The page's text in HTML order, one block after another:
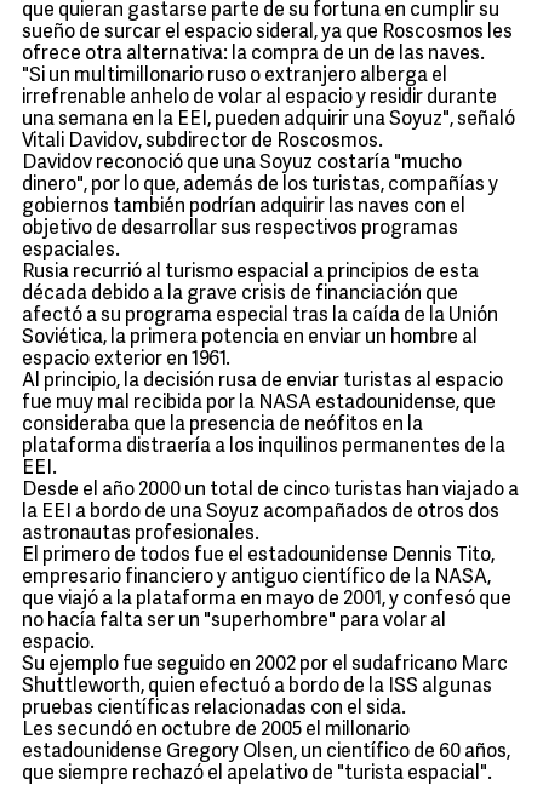
que quieran gastarse parte de su fortuna en cumplir su
sueño de surcar el espacio sideral, ya que Roscosmos les
ofrece otra alternativa: la compra de un de las naves.
"Si un multimillonario ruso o extranjero alberga el
irrefrenable anhelo de volar al espacio y residir durante
una semana en la EEI, pueden adquirir una Soyuz", señaló
Vitali Davidov, subdirector de Roscosmos.
Davidov reconoció que una Soyuz costaría "mucho
dinero", por lo que, además de los turistas, compañías y
gobiernos también podrían adquirir las naves con el
objetivo de desarrollar sus respectivos programas
espaciales.
Rusia recurrió al turismo espacial a principios de esta
década debido a la grave crisis de financiación que
afectó a su programa especial tras la caída de la Unión
Soviética, la primera potencia en enviar un hombre al
espacio exterior en 1961.
Al principio, la decisión rusa de enviar turistas al espacio
fue muy mal recibida por la NASA estadounidense, que
consideraba que la presencia de neófitos en la
plataforma distraería a los inquilinos permanentes de la
EEI.
Desde el año 2000 un total de cinco turistas han viajado a
la EEI a bordo de una Soyuz acompañados de otros dos
astronautas profesionales.
El primero de todos fue el estadounidense Dennis Tito,
empresario financiero y antiguo científico de la NASA,
que viajó a la plataforma en mayo de 2001, y confesó que
no hacía falta ser un "superhombre" para volar al
espacio.
Su ejemplo fue seguido en 2002 por el sudafricano Marc
Shuttleworth, quien efectuó a bordo de la ISS algunas
pruebas científicas relacionadas con el sida.
Les secundó en octubre de 2005 el millonario
estadounidense Gregory Olsen, un científico de 60 años,
que siempre rechazó el apelativo de "turista espacial".